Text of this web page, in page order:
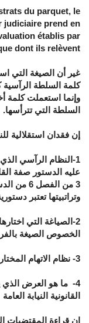
du parquet, le
judiciaire prend en
établis par
dont ils relèvent.
غير أن الصيغة التي
وإنما استعملت كلمة
السلطة التي تترأسها.
إن فقدان استقلالية
1-النظام الرآسي
عليه الدستور صفة
3 من
وتراتبيتها تعتبر
الخصوص الصيغة
3- نظام الاتهام المختار والمطبق في المغرب.
4- ما هو العرض
القانونية النيابة العامة
إن قراءة المقتضيات